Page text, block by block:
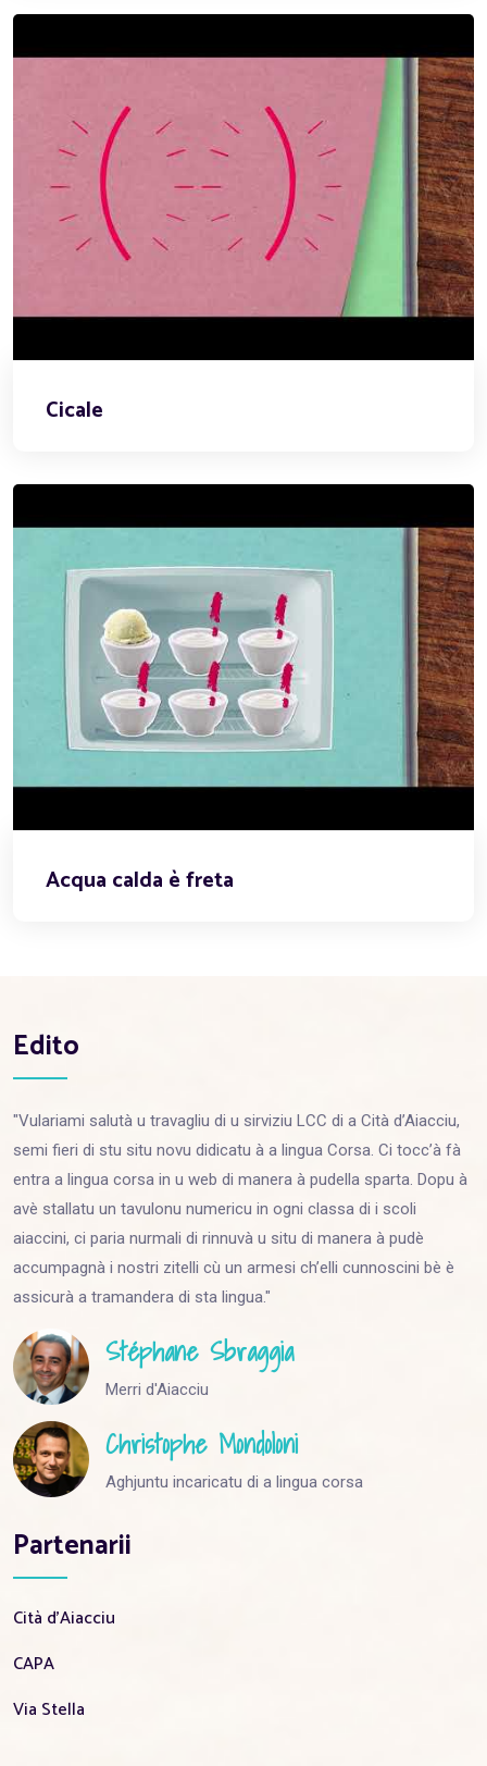
Cicale
Acqua calda è freta
Edito
"Vulariami salutà u travagliu di u sirviziu LCC di a Cità d’Aiacciu,
semi fieri di stu situ novu didicatu à a lingua Corsa. Ci tocc’à fà
entra a lingua corsa in u web di manera à pudella sparta. Dopu à
avè stallatu un tavulonu numericu in ogni classa di i scoli
aiaccini, ci paria nurmali di rinnuvà u situ di manera à pudè
accumpagnà i nostri zitelli cù un armesi ch’elli cunnoscini bè è
assicurà a tramandera di sta lingua."
Stéphane Sbraggia
Merri d'Aiacciu
Christophe Mondoloni
Aghjuntu incaricatu di a lingua corsa
Partenarii
Cità d'Aiacciu
CAPA
Via Stella